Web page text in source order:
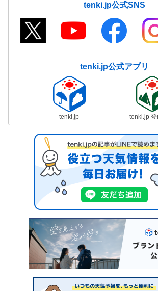
tenki.jp公式SNS
tenki.jp公式アプリ
tenki.jp tenki.jp